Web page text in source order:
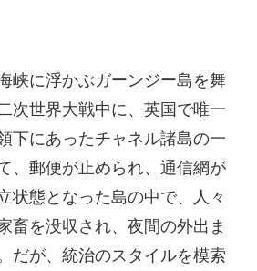
峡に浮かぶガーンジー島を舞
次世界大戦中に、英国で唯一
下にあったチャネル諸島の一
、郵便が止められ、通信網が
状態となった島の中で、人々
畜を没収され、夜間の外出ま
だが、統治のスタイルを模索